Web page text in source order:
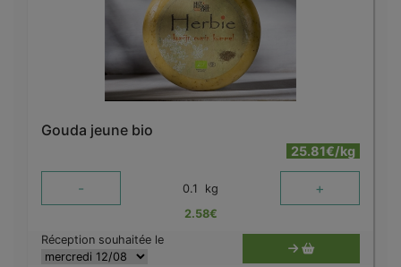
Gouda jeune bio
25.81€/kg
- 0.1 kg +
2.58€
Réception souhaitée le